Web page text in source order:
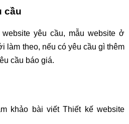
cầu
yêu cầu, mẫu website ở
làm theo, nếu có yêu cầu gì thêm
cầu báo giá.
khảo bài viết Thiết kế website